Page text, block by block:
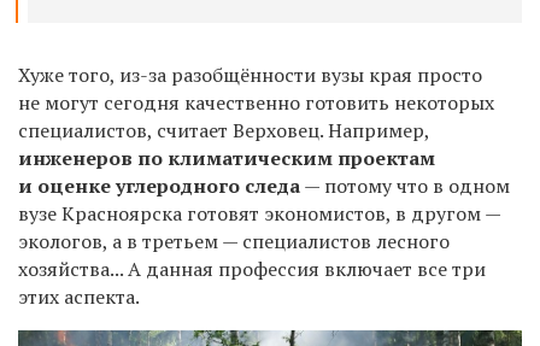
Хуже того, из-за разобщённости вузы края просто
не могут сегодня качественно готовить некоторых
специалистов, считает Верховец. Например,
инженеров по климатическим проектам
и оценке углеродного следа— потому что в одном
вузе Красноярска готовят экономистов, в другом —
экологов, а в третьем — специалистов лесного
хозяйства... А данная профессия включает все три
этих аспекта.